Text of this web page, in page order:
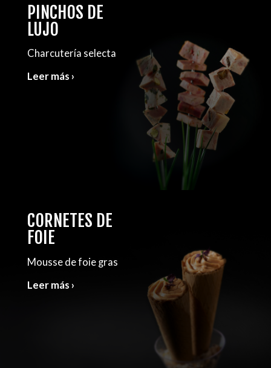
PINCHOS DE
LUJO
Charcutería selecta
Leer más ›
CORNETES DE
FOIE
Mousse de foie gras
Leer más ›